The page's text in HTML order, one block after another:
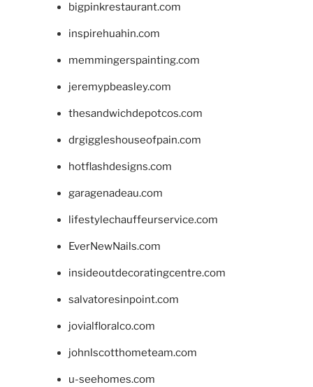
bigpinkrestaurant.com
inspirehuahin.com
memmingerspainting.com
jeremypbeasley.com
thesandwichdepotcos.com
drgiggleshouseofpain.com
hotflashdesigns.com
garagenadeau.com
lifestylechauffeurservice.com
EverNewNails.com
insideoutdecoratingcentre.com
salvatoresinpoint.com
jovialfloralco.com
johnlscotthometeam.com
u-seehomes.com